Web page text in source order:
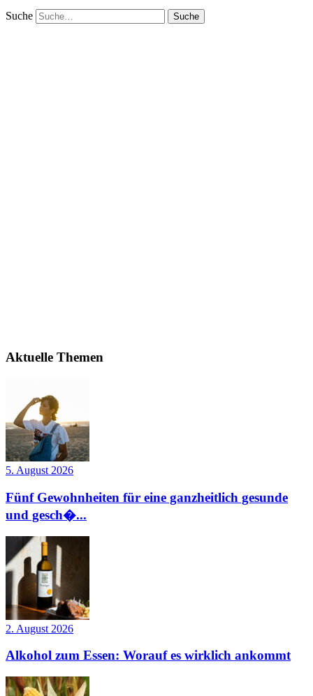
Suche
Aktuelle Themen
5. August 2026
Fünf Gewohnheiten für eine ganzheitlich gesunde
und gesch�...
2. August 2026
Alkohol zum Essen: Worauf es wirklich ankommt